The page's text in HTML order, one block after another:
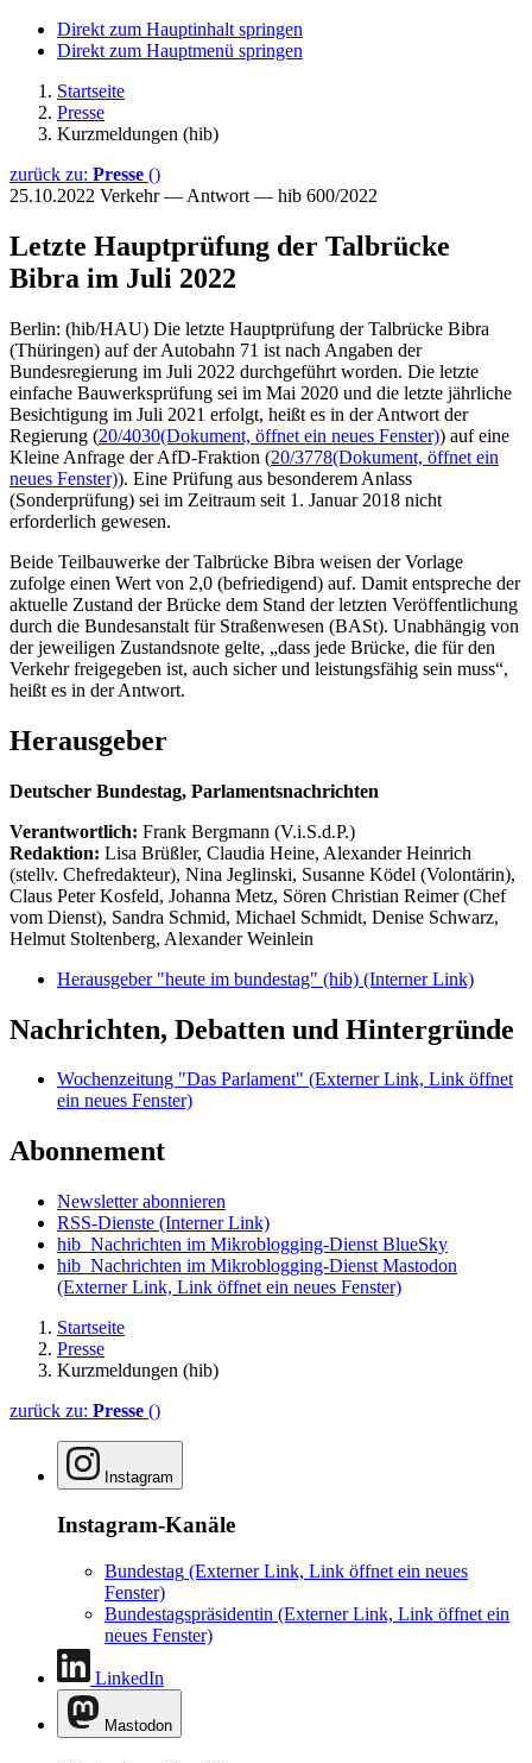
Direkt zum Hauptinhalt springen
Direkt zum Hauptmenü springen
Startseite
Presse
Kurzmeldungen (hib)
zurück zu: Presse ()
25.10.2022 Verkehr — Antwort — hib 600/2022
Letzte Hauptprüfung der Talbrücke
Bibra im Juli 2022
Berlin: (hib/HAU) Die letzte Hauptprüfung der Talbrücke Bibra
(Thüringen) auf der Autobahn 71 ist nach Angaben der
Bundesregierung im Juli 2022 durchgeführt worden. Die letzte
einfache Bauwerksprüfung sei im Mai 2020 und die letzte jährliche
Besichtigung im Juli 2021 erfolgt, heißt es in der Antwort der
Regierung (20/4030(Dokument, öffnet ein neues Fenster)) auf eine
Kleine Anfrage der AfD-Fraktion (20/3778(Dokument, öffnet ein
neues Fenster)). Eine Prüfung aus besonderem Anlass
(Sonderprüfung) sei im Zeitraum seit 1. Januar 2018 nicht
erforderlich gewesen.
Beide Teilbauwerke der Talbrücke Bibra weisen der Vorlage
zufolge einen Wert von 2,0 (befriedigend) auf. Damit entspreche der
aktuelle Zustand der Brücke dem Stand der letzten Veröffentlichung
durch die Bundesanstalt für Straßenwesen (BASt). Unabhängig von
der jeweiligen Zustandsnote gelte, „dass jede Brücke, die für den
Verkehr freigegeben ist, auch sicher und leistungsfähig sein muss“,
heißt es in der Antwort.
Herausgeber
Deutscher Bundestag, Parlamentsnachrichten
Verantwortlich: Frank Bergmann (V.i.S.d.P.)
Redaktion: Lisa Brüßler, Claudia Heine, Alexander Heinrich
(stellv. Chefredakteur), Nina Jeglinski, Susanne Ködel (Volontärin),
Claus Peter Kosfeld, Johanna Metz, Sören Christian Reimer (Chef
vom Dienst), Sandra Schmid, Michael Schmidt, Denise Schwarz,
Helmut Stoltenberg, Alexander Weinlein
Herausgeber "heute im bundestag" (hib) (Interner Link)
Nachrichten, Debatten und Hintergründe
Wochenzeitung "Das Parlament" (Externer Link, Link öffnet
ein neues Fenster)
Abonnement
Newsletter abonnieren
RSS-Dienste (Interner Link)
hib_Nachrichten im Mikroblogging-Dienst BlueSky
hib_Nachrichten im Mikroblogging-Dienst Mastodon
(Externer Link, Link öffnet ein neues Fenster)
Startseite
Presse
Kurzmeldungen (hib)
zurück zu: Presse ()
Instagram
Instagram-Kanäle
Bundestag (Externer Link, Link öffnet ein neues
Fenster)
Bundestagspräsidentin (Externer Link, Link öffnet ein
neues Fenster)
LinkedIn
Mastodon